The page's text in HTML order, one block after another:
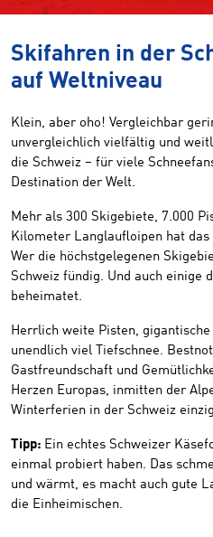
Skifahren in der
auf Weltniveau
Klein, aber oho! Vergleichbar
unvergleichlich vielfältig und
die Schweiz – für viele
Destination der Welt.
Mehr als 300 Skigebiete, 7.000
Kilometer Langlaufloipen hat
Wer die höchstgelegenen
Schweiz fündig. Und auch einige
beheimatet.
Herrlich weite Pisten,
unendlich viel Tiefschnee.
Gastfreundschaft und
Herzen Europas, inmitten der
Winterferien in der Schweiz
Tipp: Ein echtes Schweizer
einmal probiert haben. Das
und wärmt, es macht auch gute
die Einheimischen.